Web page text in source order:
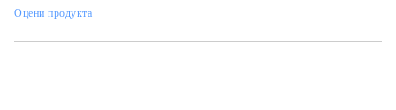
Оцени продукта